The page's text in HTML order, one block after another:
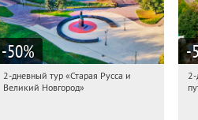
-50%
11:44:01 Купили:
2-дневный тур «Старая Русса и
Великий Новгород»
-